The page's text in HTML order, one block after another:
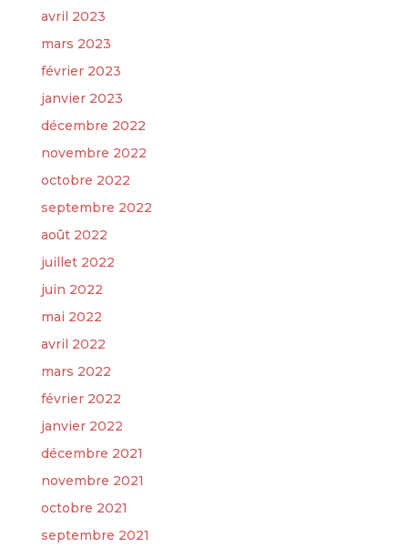
avril 2023
mars 2023
février 2023
janvier 2023
décembre 2022
novembre 2022
octobre 2022
septembre 2022
août 2022
juillet 2022
juin 2022
mai 2022
avril 2022
mars 2022
février 2022
janvier 2022
décembre 2021
novembre 2021
octobre 2021
septembre 2021